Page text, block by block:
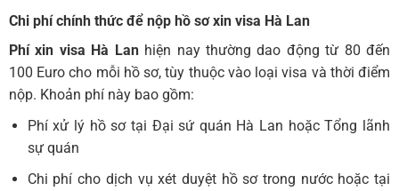
Chi phí chính thức để nộp hồ sơ xin visa Hà Lan
Phí xin visa Hà Lanhiện nay thường dao động từ 80 đến
100 Euro cho mỗi hồ sơ, tùy thuộc vào loại visa và thời điểm
nộp. Khoản phí này bao gồm:
Phí xử lý hồ sơ tại Đại sứ quán Hà Lan hoặc Tổng lãnh
sự quán
Chi phí cho dịch vụ xét duyệt hồ sơ trong nước hoặc tại